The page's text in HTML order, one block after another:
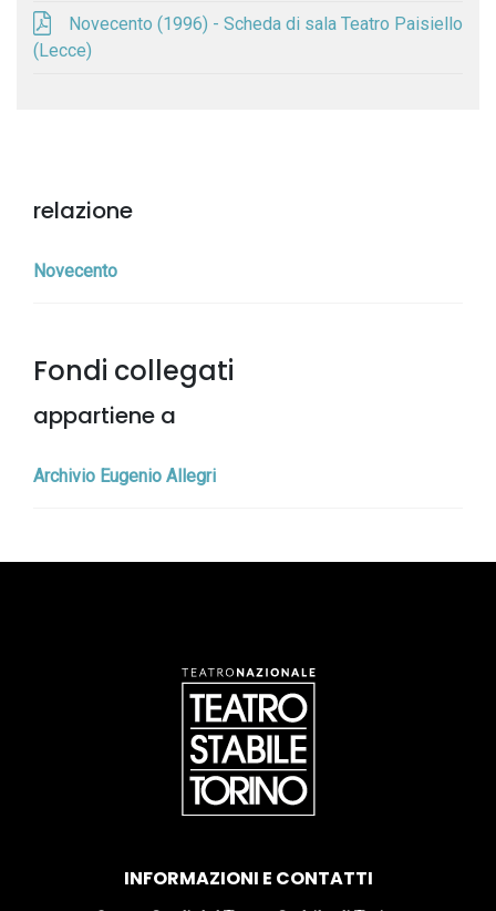
Novecento (1996) - Scheda di sala Teatro Paisiello
(Lecce)
relazione
Novecento
Fondi collegati
appartiene a
Archivio Eugenio Allegri
INFORMAZIONI E CONTATTI